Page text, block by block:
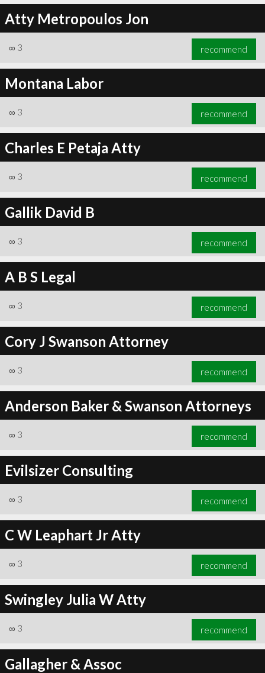
Atty Metropoulos Jon
∞ 3 recommend
Montana Labor
∞ 3 recommend
Charles E Petaja Atty
∞ 3 recommend
Gallik David B
∞ 3 recommend
A B S Legal
∞ 3 recommend
Cory J Swanson Attorney
∞ 3 recommend
Anderson Baker & Swanson Attorneys
∞ 3 recommend
Evilsizer Consulting
∞ 3 recommend
C W Leaphart Jr Atty
∞ 3 recommend
Swingley Julia W Atty
∞ 3 recommend
Gallagher & Assoc